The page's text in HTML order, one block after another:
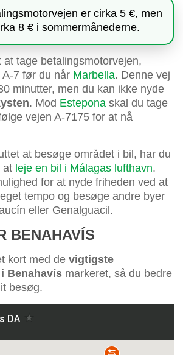
er cirka 5 €, men
8 € i sommermånederne.
at tage betalingsmotorvejen,
7 før du når Marbella. Denne vej
minutter, men du kan ikke nyde
. Mod Estepona skal du tage
vejen A-7175 for at nå
at besøge området i bil, har du
at leje en bil i Málagas lufthavn.
for at nyde friheden ved at
tempo og besøge andre byer
eller Genalguacil.
BENAHAVÍS
kort med de vigtigste
Benahavís markeret, så du bedre
besøg.